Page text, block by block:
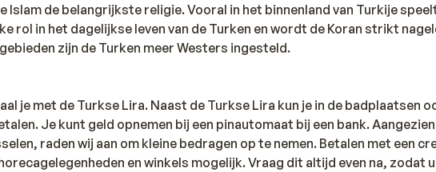
Islam de belangrijkste religie. Vooral in het binnenland van Turkije
rol in het dagelijkse leven van de Turken en wordt de Koran strikt
zijn de Turken meer Westers ingesteld.
je met de Turkse Lira. Naast de Turkse Lira kun je in de badplaatsen
Je kunt geld opnemen bij een pinautomaat bij een bank.
raden wij aan om kleine bedragen op te nemen. Betalen met een
en winkels mogelijk. Vraag dit altijd even na, zodat